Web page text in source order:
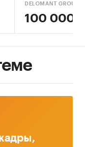
поддержки,
в
DELOMANT GROUP
100 000 ₽